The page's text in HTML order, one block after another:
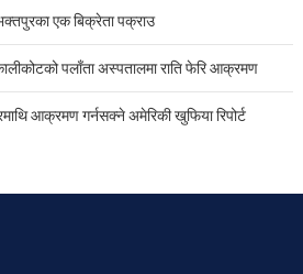
एक बिक्रेता पक्राउ
पलाँता अस्पतालमा राति फेरि आक्रमण
आक्रमण गर्नसक्ने अमेरिकी खुफिया रिपोर्ट